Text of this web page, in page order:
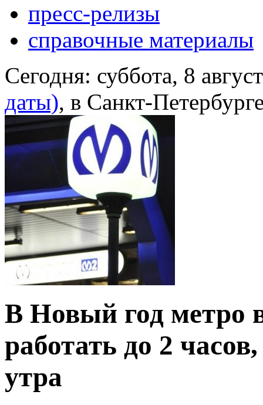
пресс-релизы
справочные материалы
Сегодня: суббота, 8
даты), в Санкт-
В Новый год метро
работать до 2
утра